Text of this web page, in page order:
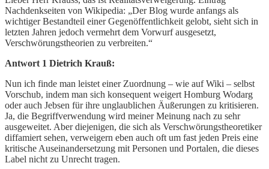
Nachdenkseiten von Wikipedia: „Der Blog wurde anfangs als
wichtiger Bestandteil einer Gegenöffentlichkeit gelobt, sieht sich in
letzten Jahren jedoch vermehrt dem Vorwurf ausgesetzt,
Verschwörungstheorien zu verbreiten.“
Antwort 1 Dietrich Krauß:
Nun ich finde man leistet einer Zuordnung – wie auf Wiki – selbst
Vorschub, indem man sich konsequent weigert Homburg Wodarg
oder auch Jebsen für ihre unglaublichen Äußerungen zu kritisieren.
Ja, die Begriffverwendung wird meiner Meinung nach zu sehr
ausgeweitet. Aber diejenigen, die sich als Verschwörungstheoretiker
diffamiert sehen, verweigern eben auch oft um fast jeden Preis eine
kritische Auseinandersetzung mit Personen und Portalen, die dieses
Label nicht zu Unrecht tragen.